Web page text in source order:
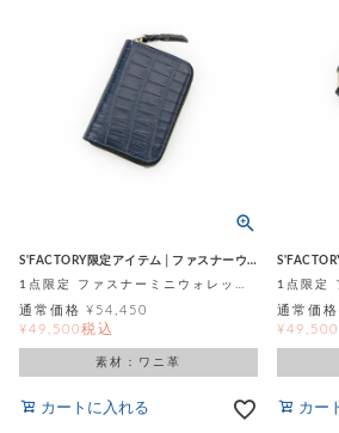
S'FACTORY限定アイテム│ファスナーウォレット
1点限定 ファスナーミニウォレット マットネイビーブルー スモールクロコダイル ポロサス (ワニ革)
通常価格 ¥ 54,450
¥49,500税込
素材：ワニ革
カートに入れる
通常価格
¥49,500
カー